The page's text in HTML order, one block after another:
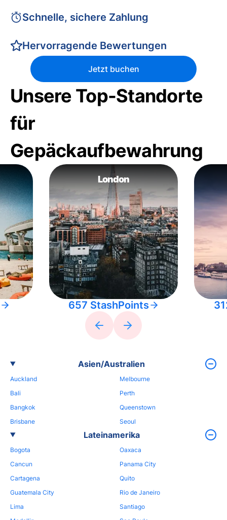
Schnelle, sichere Zahlung
Hervorragende Bewertungen
Jetzt buchen
Unsere Top-Standorte
für
Gepäckaufbewahrung
London
657 StashPoints
Asien/Australien
Auckland
Bali
Bangkok
Brisbane
Melbourne
Perth
Queenstown
Seoul
Lateinamerika
Bogota
Cancun
Cartagena
Guatemala City
Lima
Oaxaca
Panama City
Quito
Rio de Janeiro
Santiago